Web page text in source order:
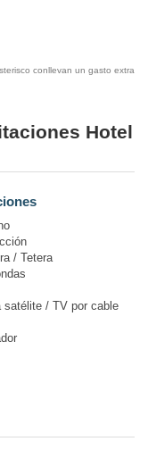
conllevan un gasto extra
Hotel
/ Tetera
satélite / TV por cable